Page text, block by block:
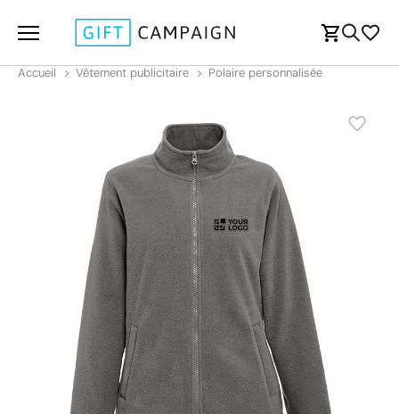
Accueil Vêtement publicitaire Polaire personnalisée